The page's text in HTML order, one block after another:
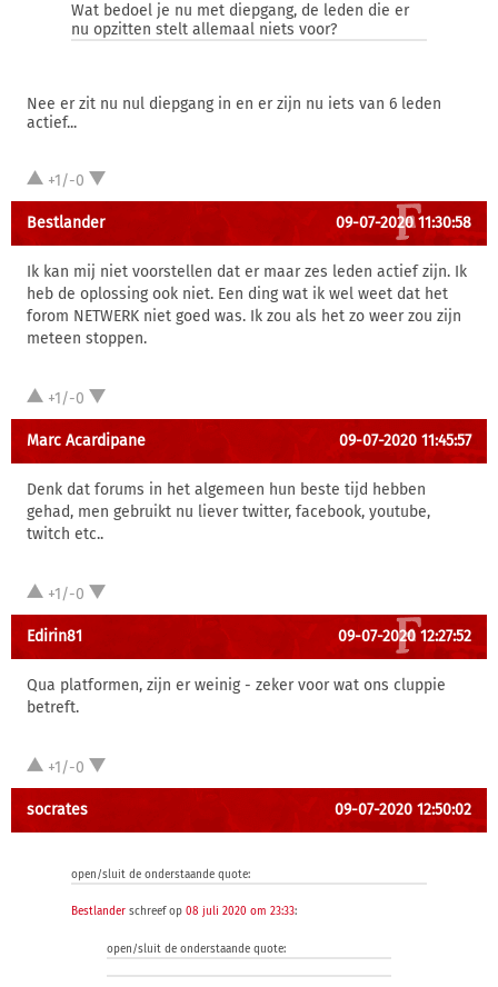
Wat bedoel je nu met diepgang, de leden die er
nu opzitten stelt allemaal niets voor?
Nee er zit nu nul diepgang in en er zijn nu iets van 6 leden
actief...
+1/-0
Bestlander 09-07-2020 11:30:58
Ik kan mij niet voorstellen dat er maar zes leden actief zijn. Ik
heb de oplossing ook niet. Een ding wat ik wel weet dat het
forom NETWERK niet goed was. Ik zou als het zo weer zou zijn
meteen stoppen.
+1/-0
Marc Acardipane 09-07-2020 11:45:57
Denk dat forums in het algemeen hun beste tijd hebben
gehad, men gebruikt nu liever twitter, facebook, youtube,
twitch etc..
+1/-0
Edirin81 09-07-2020 12:27:52
Qua platformen, zijn er weinig - zeker voor wat ons cluppie
betreft.
+1/-0
socrates 09-07-2020 12:50:02
open/sluit de onderstaande quote:
Bestlander schreef op 08 juli 2020 om 23:33:
open/sluit de onderstaande quote: